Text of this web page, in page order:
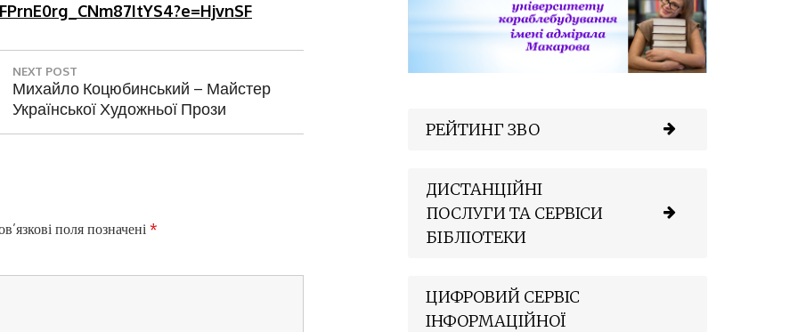
NEXT POST
N
E
T
Михайло Коцюбинський – Майстер
Української Художньої Прози
поля позначені *
РЕЙТИНГ ЗВО
ДИСТАНЦІЙНІ
ПОСЛУГИ ТА СЕРВІСИ
БІБЛІОТЕКИ
ЦИФРОВИЙ СЕРВІС
ІНФОРМАЦІЙНОЇ